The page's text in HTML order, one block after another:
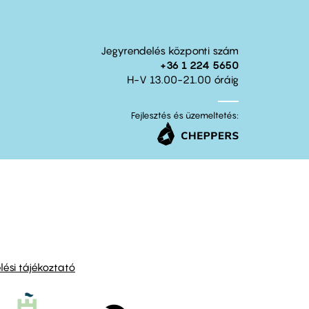
Jegyrendelés központi szám
+36 1 224 5650
H-V 13.00-21.00 óráig
Fejlesztés és üzemeltetés:
tájékoztató